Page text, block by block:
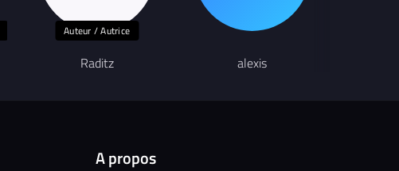
Auteur / Autrice
Raditz alexis
A propos